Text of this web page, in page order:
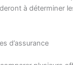
à déterminer
d’assurance